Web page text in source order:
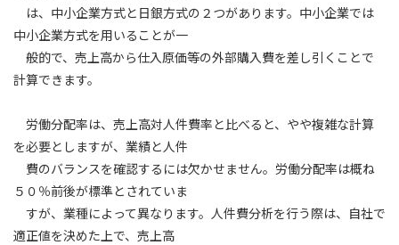
は、中小企業方式と日銀方式の２つがあります。中小企業では
中小企業方式を用いることが一
般的で、売上高から仕入原価等の外部購入費を差し引くことで
計算できます。
労働分配率は、売上高対人件費率と比べると、やや複雑な計算
を必要としますが、業績と人件
費のバランスを確認するには欠かせません。労働分配率は概ね
５０％前後が標準とされていま
すが、業種によって異なります。人件費分析を行う際は、自社で
適正値を決めた上で、売上高